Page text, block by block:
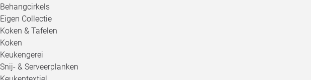
Behangcirkels
Eigen Collectie
Koken & Tafelen
Koken
Keukengerei
Snij- & Serveerplanken